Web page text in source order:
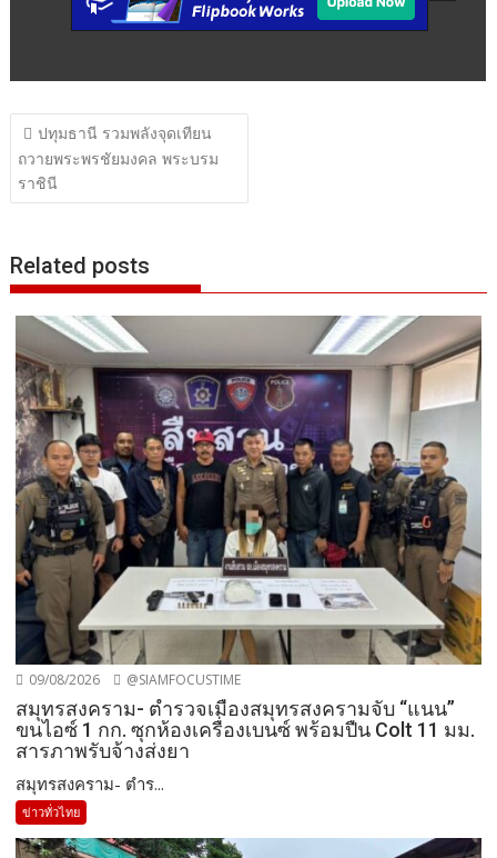
แนะแนว
เรื่อง
ปทุมธานี รวมพลังจุดเทียน
ถวายพระพรชัยมงคล พระบรม
ราชินี
Related posts
09/08/2026 @SIAMFOCUSTIME
สมุทรสงคราม- ตำรวจเมืองสมุทรสงครามจับ “แนน”
ขนไอซ์ 1 กก. ซุกห้องเครื่องเบนซ์ พร้อมปืน Colt 11 มม.
สารภาพรับจ้างส่งยา
สมุทรสงคราม- ตำร...
ข่าวทั่วไทย